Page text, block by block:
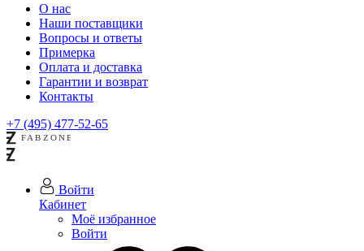
О нас
Наши поставщики
Вопросы и ответы
Примерка
Оплата и доставка
Гарантии и возврат
Контакты
+7 (495) 477-52-65
Войти
Кабинет
Моё избранное
Войти